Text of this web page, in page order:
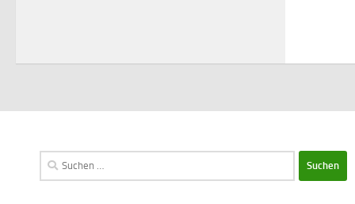
Suchen
nach: